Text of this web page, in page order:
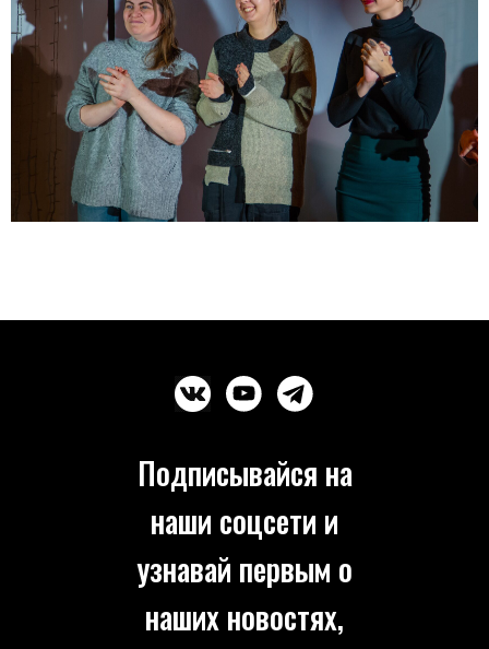
Подписывайся на
наши соцсети и
узнавай первым о
наших новостях,